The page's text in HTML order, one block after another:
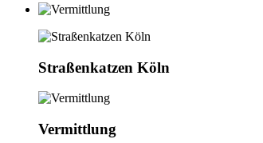
Straßenkatzen Köln
Vermittlung